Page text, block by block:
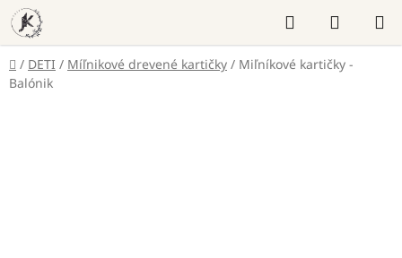
Prejsť
na
obsah
Hľadať
KOŠÍK
Domov
/ DETI / Míľnikové drevené kartičky / Miľníkové kartičky -
Balónik